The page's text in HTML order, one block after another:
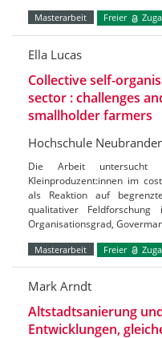
Masterarbeit Freier
Ella Lucas
Collective self-
sector : challenges
smallholder farmers
Hochschule
Die Arbeit untersucht
Kleinproduzent:innen im
als Reaktion auf
qualitativer
Organisationsgrad,
Masterarbeit Freier
Mark Arndt
Altstadtsanierung
Entwicklungen,